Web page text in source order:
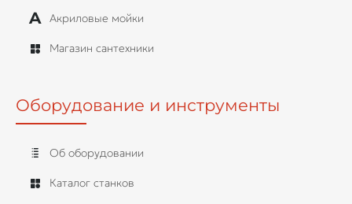
Акриловые мойки
Магазин сантехники
Оборудование и инструменты
Об оборудовании
Каталог станков